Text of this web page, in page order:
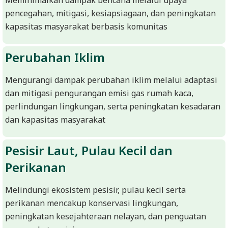
R
E
M
I
M
I
T
A
B
E
N
T
pencegahan, mitigasi, kesiapsiagaan, dan peningkatan
kapasitas masyarakat berbasis komunitas
Perubahan Iklim
Mengurangi dampak perubahan iklim melalui adaptasi
dan mitigasi pengurangan emisi gas rumah kaca,
perlindungan lingkungan, serta peningkatan kesadaran
dan kapasitas masyarakat
Pesisir Laut, Pulau Kecil dan
Perikanan
Melindungi ekosistem pesisir, pulau kecil serta
perikanan mencakup konservasi lingkungan,
peningkatan kesejahteraan nelayan, dan penguatan